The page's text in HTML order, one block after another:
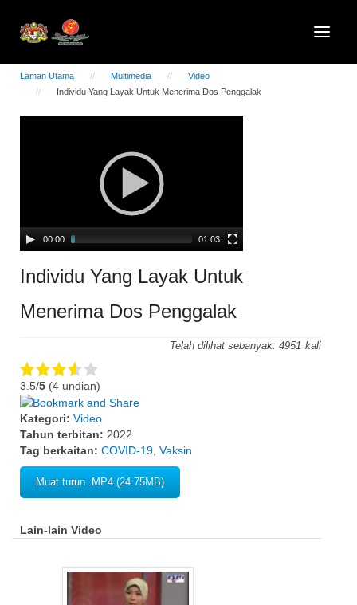
Laman Utama Multimedia
Video
Individu Yang Layak Untuk Menerima Dos Penggalak
00:00 01:03
Individu Yang Layak Untuk
Menerima Dos Penggalak
Telah dilihat sebanyak: 4951
3.5/5 (4 undian)
Kategori: Video
Tahun terbitan: 2022
Tag berkaitan: COVID-19, Vaksin
Muat turun .MP4 (24.75MB)
Lain-lain Video